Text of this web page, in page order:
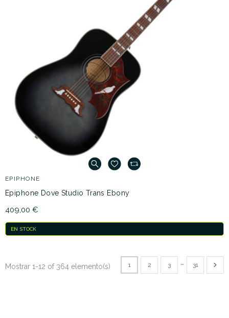
EPIPHONE
Epiphone Dove Studio Trans Ebony
409,00 €
EN STOCK
Mostrar 1-12 of 364 elemento(s) 1 2 3 … 31